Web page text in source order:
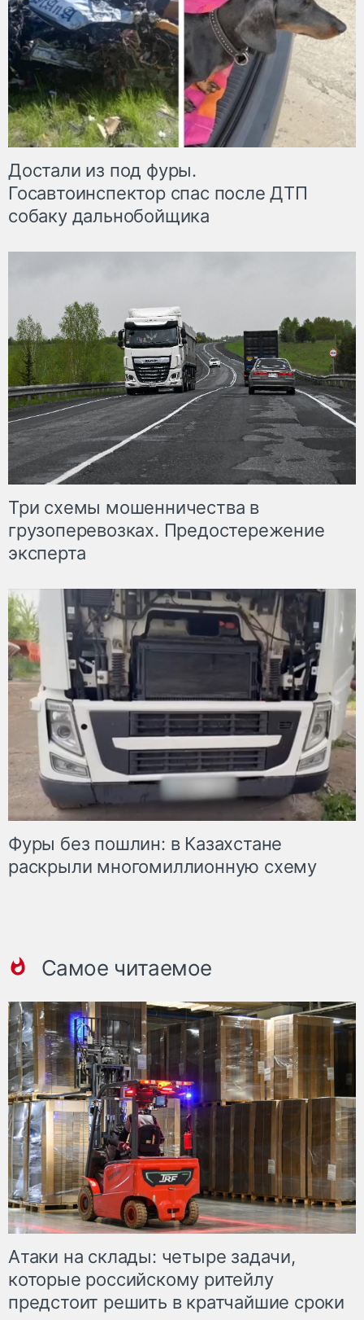
Достали из под фуры.
Госавтоинспектор спас после ДТП
собаку дальнобойщика
Три схемы мошенничества в
грузоперевозках. Предостережение
эксперта
Фуры без пошлин: в Казахстане
раскрыли многомиллионную схему
Самое читаемое
Атаки на склады: четыре задачи,
которые российскому ритейлу
предстоит решить в кратчайшие сроки